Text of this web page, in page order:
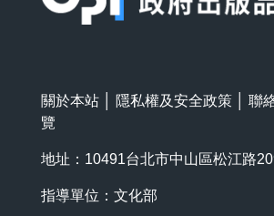
關於本站 隱私權及安全政策 聯
覽
地址：10491台北市中山區松江路
指導單位：文化部